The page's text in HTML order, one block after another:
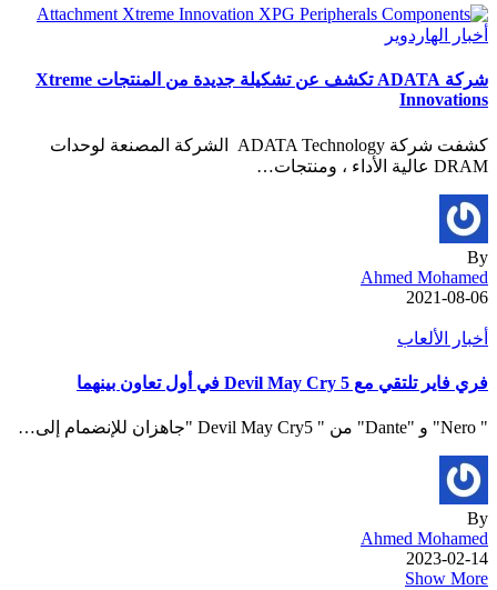
أخبار الهاردوير
شركة ADATA تكشف عن تشكيلة جديدة من المنتجات Xtreme
Innovations
كشفت شركة ADATA Technology الشركة المصنعة لوحدات
DRAM عالية الأداء ، ومنتجات…
By
Ahmed Mohamed
2021-08-06
أخبار الألعاب
فري فاير تلتقي مع Devil May Cry 5 في أول تعاون بينهما
" Nero" و "Dante" من " Devil May Cry5 "جاهزان للإنضمام إلى…
By
Ahmed Mohamed
2023-02-14
Show More